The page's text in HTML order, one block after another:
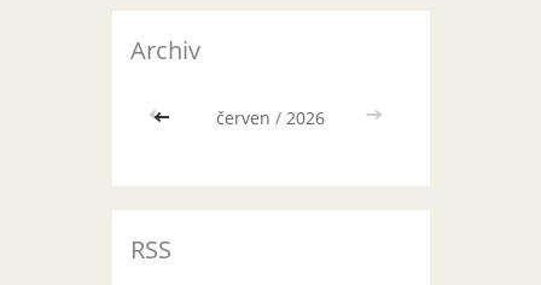
Archiv
<< červen / 2026 >>
RSS